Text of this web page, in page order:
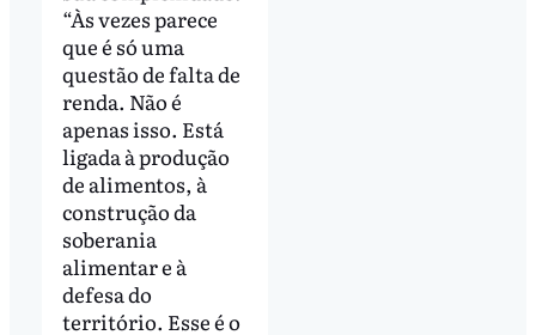
“Às vezes parece
que é só uma
questão de falta de
renda. Não é
apenas isso. Está
ligada à produção
de alimentos, à
construção da
soberania
alimentar e à
defesa do
território. Esse é o